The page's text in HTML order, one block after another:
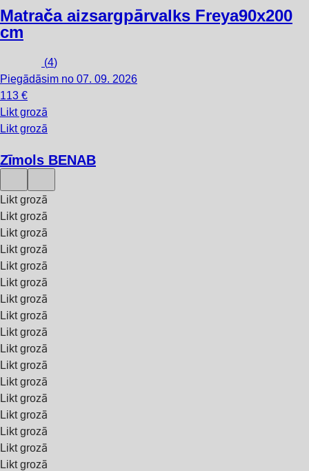
Matrača aizsargpārvalks Freya90x200
cm
(4)
Piegādāsim no 07. 09. 2026
113 €
Likt grozā
Likt grozā
Zīmols BENAB
Likt grozā
Likt grozā
Likt grozā
Likt grozā
Likt grozā
Likt grozā
Likt grozā
Likt grozā
Likt grozā
Likt grozā
Likt grozā
Likt grozā
Likt grozā
Likt grozā
Likt grozā
Likt grozā
Likt grozā